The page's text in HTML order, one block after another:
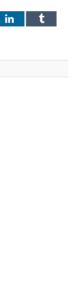
LinkedInTumblr